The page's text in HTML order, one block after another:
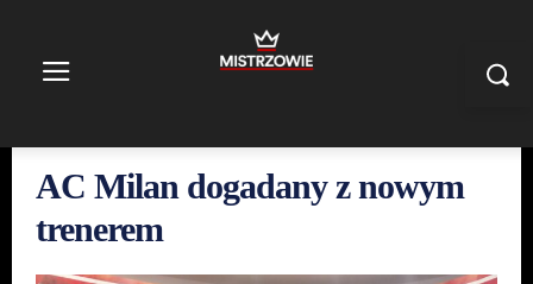
AC Milan dogadany z nowym
trenerem